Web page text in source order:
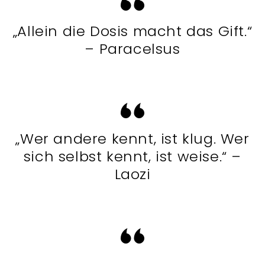
„Allein die Dosis macht das Gift.“
– Paracelsus
„Wer andere kennt, ist klug. Wer
sich selbst kennt, ist weise.“ –
Laozi